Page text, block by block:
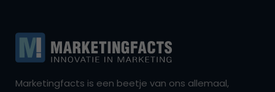
Marketingfacts is een beetje van ons allemaal,